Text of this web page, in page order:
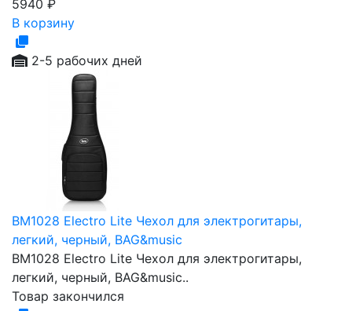
5940 ₽
В корзину
2-5 рабочих дней
BM1028 Electro Lite Чехол для электрогитары,
легкий, черный, BAG&music
BM1028 Electro Lite Чехол для электрогитары,
легкий, черный, BAG&music..
Товар закончился